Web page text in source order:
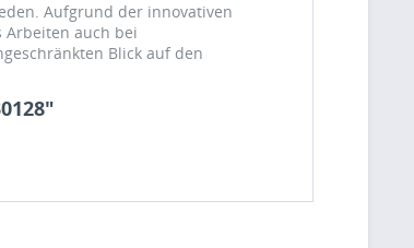
Aufgrund der innovativen
Arbeiten auch bei
Blick auf den